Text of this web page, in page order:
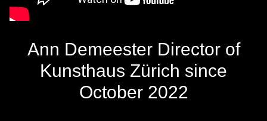
Ann Demeester Director of
Kunsthaus Zürich since
October 2022